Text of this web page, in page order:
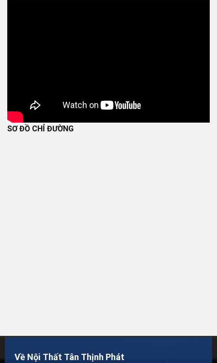
SƠ ĐỒ CHỈ ĐƯỜNG
Về Nội Thất Tân Thịnh Phát